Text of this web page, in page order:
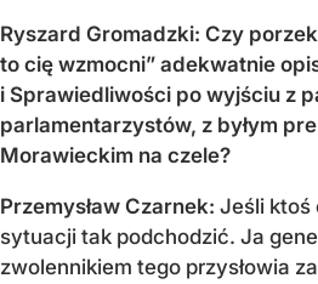
Ryszard Gromadzki: Czy
to cię wzmocni” adekwatnie
i Sprawiedliwości po wyjściu z
parlamentarzystów, z byłym
Morawieckim na czele?
Przemysław Czarnek: Jeśli ktoś
sytuacji tak podchodzić. Ja
zwolennikiem tego przysłowia